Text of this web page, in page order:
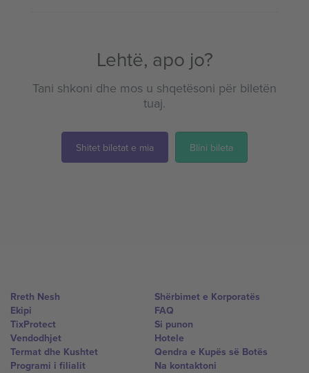
Lehtë, apo jo?
Tani shkoni dhe mos u shqetësoni për biletën
tuaj.
Shitet biletat e mia Blini bileta
Rreth Nesh
Ekipi
TixProtect
Vendodhjet
Termat dhe Kushtet
Programi i filialit
Shërbimet e Korporatës
FAQ
Si punon
Hotele
Qendra e Kupës së Botës
Na kontaktoni